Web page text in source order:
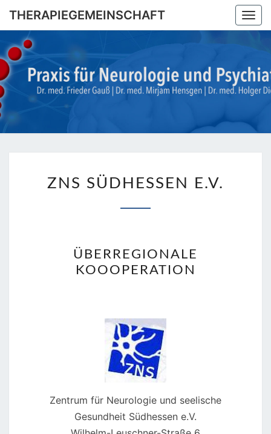
Skip
content
THERAPIEGEMEINSCHAFT
Dr. Med.
Frieder
SÜDHESSEN
ZNS SÜDHESSEN E.V.
ÜBERREGIONALE
KOOOPERATION
Zentrum für Neurologie und seelische
Gesundheit Südhessen e.V.